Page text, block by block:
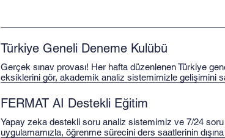
Türkiye Geneli Deneme Kulübü
Gerçek sınav provası! Her hafta düzenlenen Türkiye
eksiklerini gör, akademik analiz sistemimizle gelişimini
FERMAT AI Destekli Eğitim
Yapay zeka destekli soru analiz sistemimiz ve 7/24
uygulamamızla, öğrenme sürecini ders saatlerinin